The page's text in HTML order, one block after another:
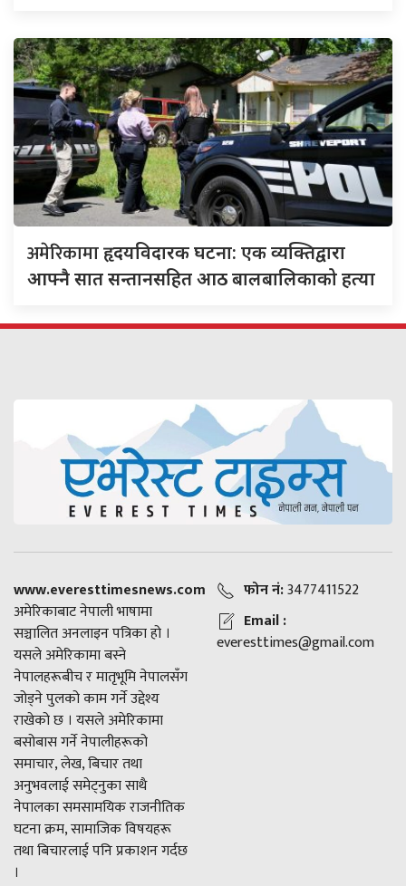
अमेरिकामाहृदयविदारक घटना: एक व्यक्तिद्वारा
आफ्नै सात सन्तानसहित आठ बालबालिकाको हत्या
www.everesttimesnews.com
अमेरिकाबाट नेपाली भाषामा
सञ्चालित अनलाइन पत्रिका हो ।
यसले अमेरिकामा बस्ने
नेपालहरूबीच र मातृभूमि नेपालसँग
जोड्ने पुलको काम गर्ने उद्देश्य
राखेको छ । यसले अमेरिकामा
बसोबास गर्ने नेपालीहरूको
समाचार, लेख, बिचार तथा
अनुभवलाई समेट्नुका साथै
नेपालका समसामयिक राजनीतिक
घटना क्रम, सामाजिक विषयहरू
तथा बिचारलाई पनि प्रकाशन गर्दछ
।
फोन नं:3477411522
Email :
everesttimes@gmail.com